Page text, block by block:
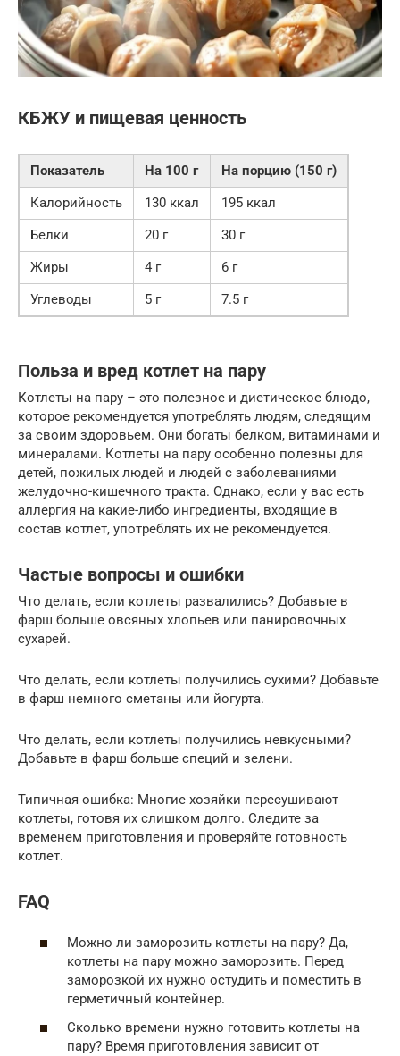
КБЖУ и пищевая ценность
Показатель На 100 г
На порцию (150 г)
Калорийность
130 ккал
195 ккал
Белки
20 г
30 г
Жиры
4 г
6 г
Углеводы
5 г 7.5 г
Польза и вред котлет на пару
Котлеты на пару – это полезное и диетическое блюдо,
которое рекомендуется употреблять людям, следящим
за своим здоровьем. Они богаты белком, витаминами и
минералами. Котлеты на пару особенно полезны для
детей, пожилых людей и людей с заболеваниями
желудочно-кишечного тракта. Однако, если у вас есть
аллергия на какие-либо ингредиенты, входящие в
состав котлет, употреблять их не рекомендуется.
Частые вопросы и ошибки
Что делать, если котлеты развалились? Добавьте в
фарш больше овсяных хлопьев или панировочных
сухарей.
Что делать, если котлеты получились сухими? Добавьте
в фарш немного сметаны или йогурта.
Что делать, если котлеты получились невкусными?
Добавьте в фарш больше специй и зелени.
Типичная ошибка: Многие хозяйки пересушивают
котлеты, готовя их слишком долго. Следите за
временем приготовления и проверяйте готовность
котлет.
FAQ
Можно ли заморозить котлеты на пару? Да,
котлеты на пару можно заморозить. Перед
заморозкой их нужно остудить и поместить в
герметичный контейнер.
Сколько времени нужно готовить котлеты на
пару? Время приготовления зависит от